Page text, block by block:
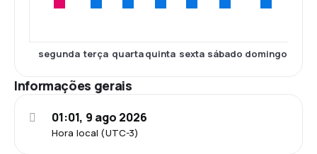
segunda terça quartaquinta sexta sábado domingo
Informações gerais
Hora local (UTC-3)
01:01, 9 ago 2026